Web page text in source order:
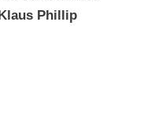
Phillip